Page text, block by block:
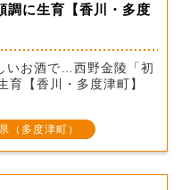
調に生育【香川・多度
いお酒で…西野金陵「初
【香川・多度津町】
（多度津町）